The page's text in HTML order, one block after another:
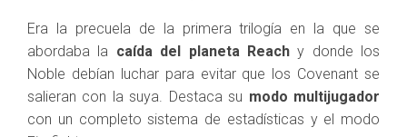
Era la precuela de la primera trilogía en la que se
abordaba la caída del planeta Reachy donde los
Noble debían luchar para evitar que los Covenant se
salieran con la suya. Destaca su modo multijugador
con un completo sistema de estadísticas y el modo